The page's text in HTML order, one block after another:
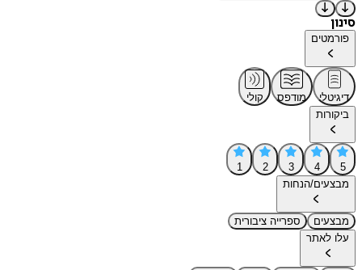
סינון
פורמטים
דיגיטלי מודפס
קולי
ביקורות
5
4
3
2
1
מבצעים/הנחות
מבצעים
ספרייה ציבורית
עלו לאתר